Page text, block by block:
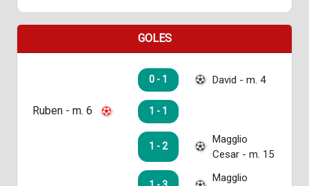
GOLES
0 - 1 David - m. 4
Ruben - m. 6 1 - 1
1 - 2
Magglio
Cesar - m. 15
Magglio